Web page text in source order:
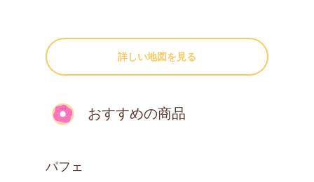
詳しい地図を見る
おすすめの商品
パフェ